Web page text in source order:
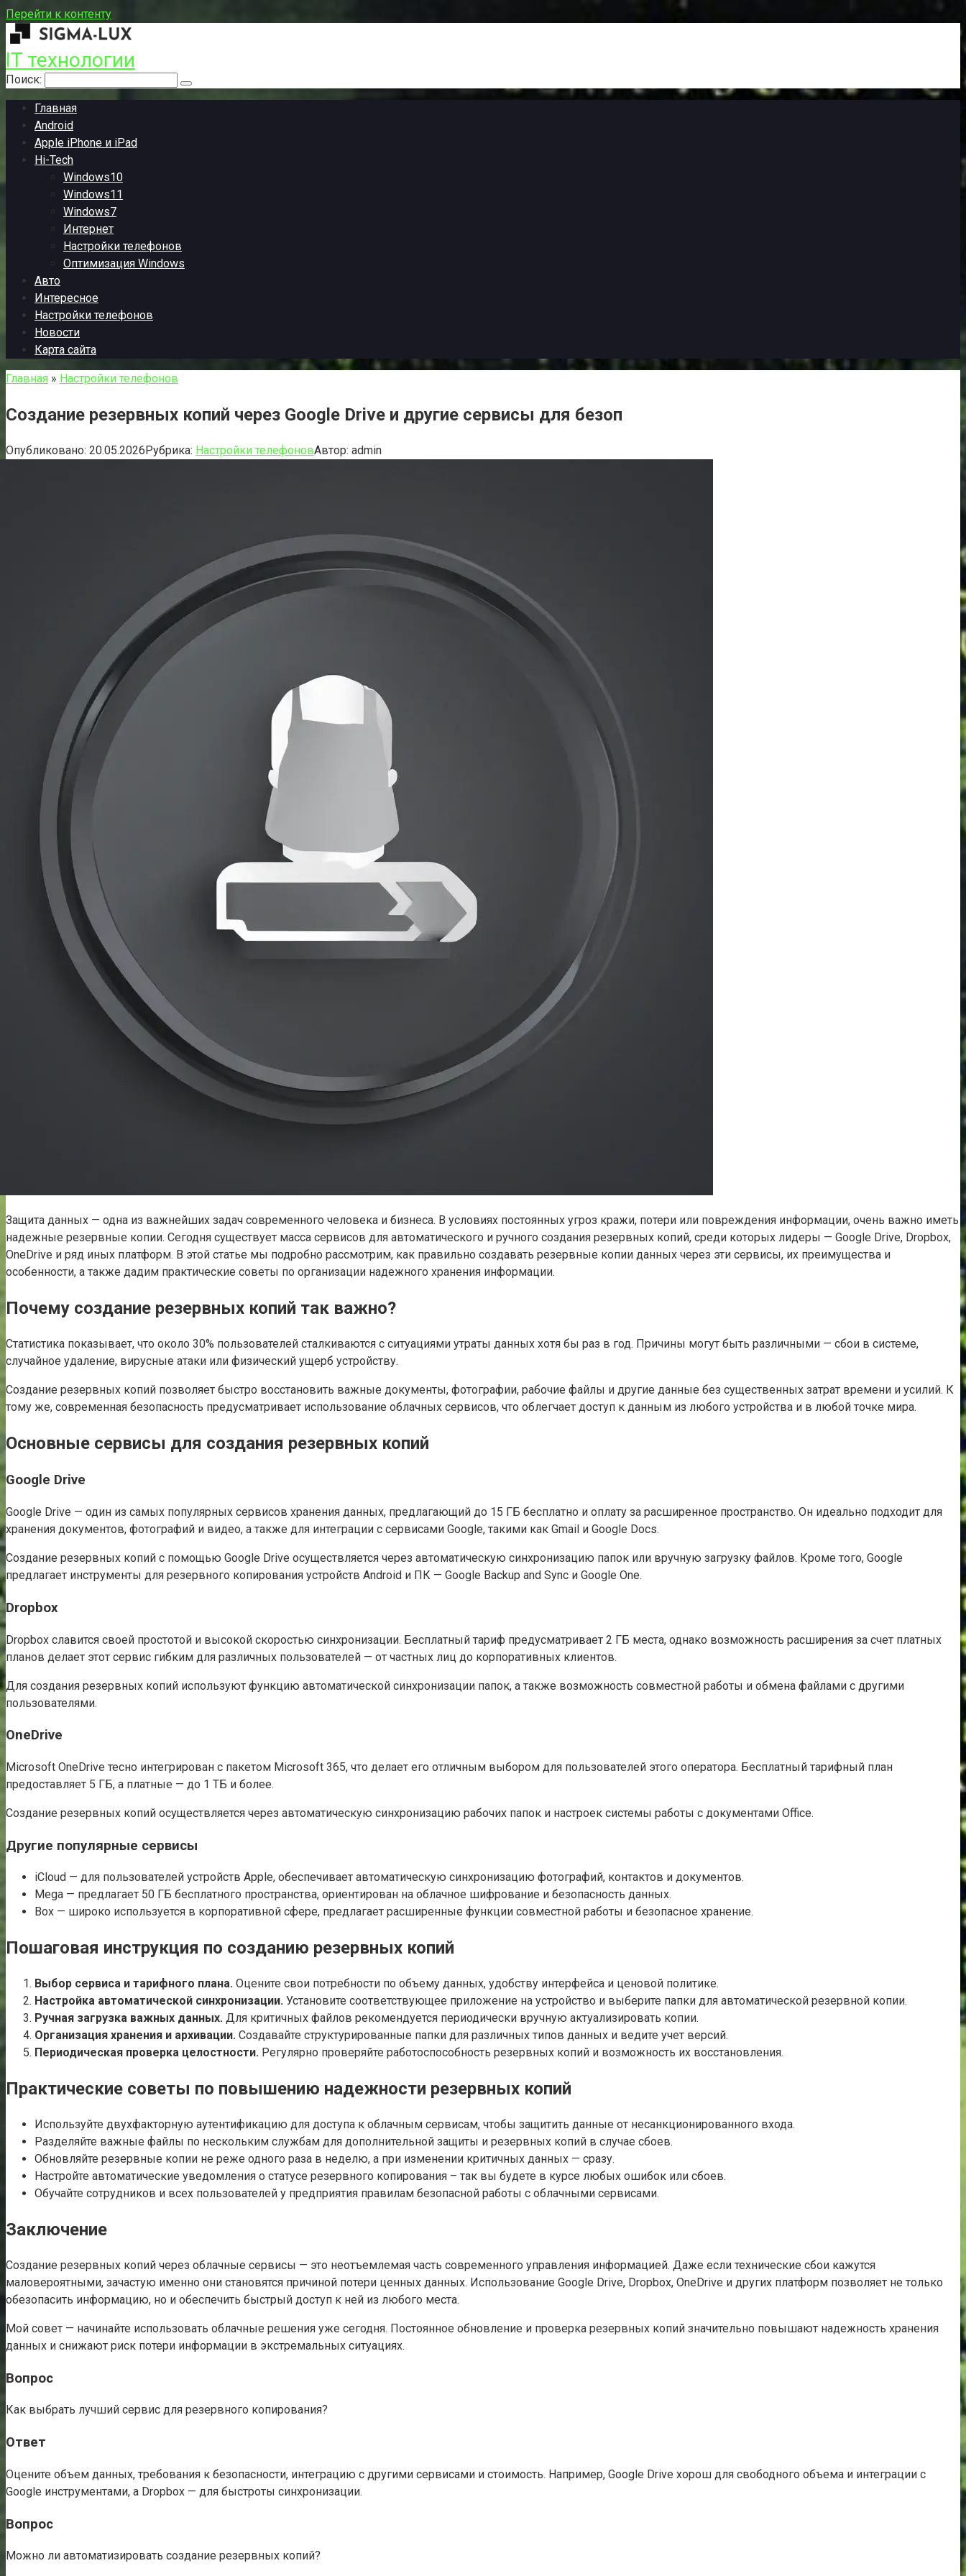
Перейти к контенту
IT технологии
Поиск:
Главная
Android
Apple iPhone и iPad
Hi-Tech
Windows10
Windows11
Windows7
Интернет
Настройки телефонов
Оптимизация Windows
Авто
Интересное
Настройки телефонов
Новости
Карта сайта
Главная » Настройки телефонов
Создание резервных копий через Google Drive и другие сервисы для безоп
Опубликовано: 20.05.2026Рубрика: Настройки телефоновАвтор: admin
Защита данных — одна из важнейших задач современного человека и бизнеса. В условиях постоянных угроз кражи, потери или повреждения информации, очень важно иметь
надежные резервные копии. Сегодня существует масса сервисов для автоматического и ручного создания резервных копий, среди которых лидеры — Google Drive, Dropbox,
OneDrive и ряд иных платформ. В этой статье мы подробно рассмотрим, как правильно создавать резервные копии данных через эти сервисы, их преимущества и
особенности, а также дадим практические советы по организации надежного хранения информации.
Почему создание резервных копий так важно?
Статистика показывает, что около 30% пользователей сталкиваются с ситуациями утраты данных хотя бы раз в год. Причины могут быть различными — сбои в системе,
случайное удаление, вирусные атаки или физический ущерб устройству.
Создание резервных копий позволяет быстро восстановить важные документы, фотографии, рабочие файлы и другие данные без существенных затрат времени и усилий. К
тому же, современная безопасность предусматривает использование облачных сервисов, что облегчает доступ к данным из любого устройства и в любой точке мира.
Основные сервисы для создания резервных копий
Google Drive
Google Drive — один из самых популярных сервисов хранения данных, предлагающий до 15 ГБ бесплатно и оплату за расширенное пространство. Он идеально подходит для
хранения документов, фотографий и видео, а также для интеграции с сервисами Google, такими как Gmail и Google Docs.
Создание резервных копий с помощью Google Drive осуществляется через автоматическую синхронизацию папок или вручную загрузку файлов. Кроме того, Google
предлагает инструменты для резервного копирования устройств Android и ПК — Google Backup and Sync и Google One.
Dropbox
Dropbox славится своей простотой и высокой скоростью синхронизации. Бесплатный тариф предусматривает 2 ГБ места, однако возможность расширения за счет платных
планов делает этот сервис гибким для различных пользователей — от частных лиц до корпоративных клиентов.
Для создания резервных копий используют функцию автоматической синхронизации папок, а также возможность совместной работы и обмена файлами с другими
пользователями.
OneDrive
Microsoft OneDrive тесно интегрирован с пакетом Microsoft 365, что делает его отличным выбором для пользователей этого оператора. Бесплатный тарифный план
предоставляет 5 ГБ, а платные — до 1 ТБ и более.
Создание резервных копий осуществляется через автоматическую синхронизацию рабочих папок и настроек системы работы с документами Office.
Другие популярные сервисы
iCloud — для пользователей устройств Apple, обеспечивает автоматическую синхронизацию фотографий, контактов и документов.
Mega — предлагает 50 ГБ бесплатного пространства, ориентирован на облачное шифрование и безопасность данных.
Box — широко используется в корпоративной сфере, предлагает расширенные функции совместной работы и безопасное хранение.
Пошаговая инструкция по созданию резервных копий
Выбор сервиса и тарифного плана. Оцените свои потребности по объему данных, удобству интерфейса и ценовой политике.
Настройка автоматической синхронизации. Установите соответствующее приложение на устройство и выберите папки для автоматической резервной копии.
Ручная загрузка важных данных. Для критичных файлов рекомендуется периодически вручную актуализировать копии.
Организация хранения и архивации. Создавайте структурированные папки для различных типов данных и ведите учет версий.
Периодическая проверка целостности. Регулярно проверяйте работоспособность резервных копий и возможность их восстановления.
Практические советы по повышению надежности резервных копий
Используйте двухфакторную аутентификацию для доступа к облачным сервисам, чтобы защитить данные от несанкционированного входа.
Разделяйте важные файлы по нескольким службам для дополнительной защиты и резервных копий в случае сбоев.
Обновляйте резервные копии не реже одного раза в неделю, а при изменении критичных данных — сразу.
Настройте автоматические уведомления о статусе резервного копирования – так вы будете в курсе любых ошибок или сбоев.
Обучайте сотрудников и всех пользователей у предприятия правилам безопасной работы с облачными сервисами.
Заключение
Создание резервных копий через облачные сервисы — это неотъемлемая часть современного управления информацией. Даже если технические сбои кажутся
маловероятными, зачастую именно они становятся причиной потери ценных данных. Использование Google Drive, Dropbox, OneDrive и других платформ позволяет не только
обезопасить информацию, но и обеспечить быстрый доступ к ней из любого места.
Мой совет — начинайте использовать облачные решения уже сегодня. Постоянное обновление и проверка резервных копий значительно повышают надежность хранения
данных и снижают риск потери информации в экстремальных ситуациях.
Вопрос
Как выбрать лучший сервис для резервного копирования?
Ответ
Оцените объем данных, требования к безопасности, интеграцию с другими сервисами и стоимость. Например, Google Drive хорош для свободного объема и интеграции с
Google инструментами, а Dropbox — для быстроты синхронизации.
Вопрос
Можно ли автоматизировать создание резервных копий?